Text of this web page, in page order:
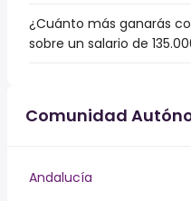
¿Cuánto más ganarás
sobre un salario de
Comunidad
Andalucía